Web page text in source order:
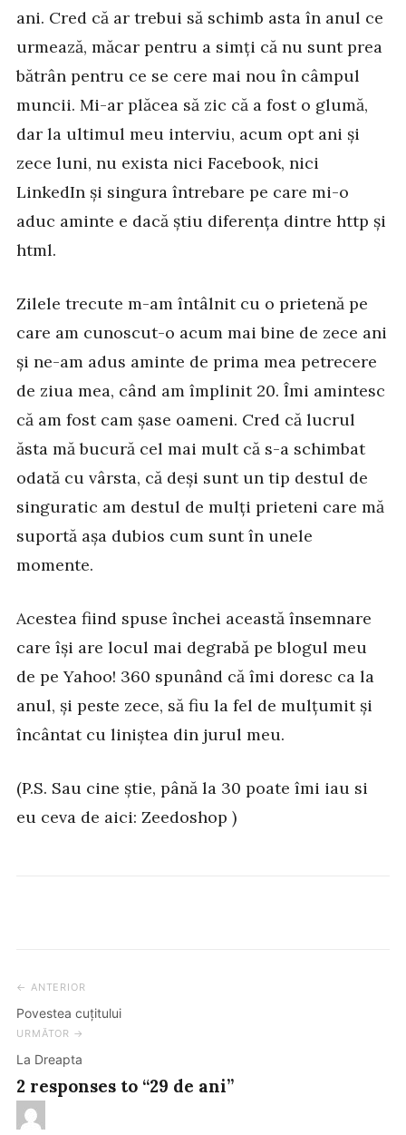
ani. Cred că ar trebui să schimb asta în anul ce
urmează, măcar pentru a simți că nu sunt prea
bătrân pentru ce se cere mai nou în câmpul
muncii. Mi-ar plăcea să zic că a fost o glumă,
dar la ultimul meu interviu, acum opt ani și
zece luni, nu exista nici Facebook, nici
LinkedIn și singura întrebare pe care mi-o
aduc aminte e dacă știu diferența dintre http și
html.
Zilele trecute m-am întâlnit cu o prietenă pe
care am cunoscut-o acum mai bine de zece ani
și ne-am adus aminte de prima mea petrecere
de ziua mea, când am împlinit 20. Îmi amintesc
că am fost cam șase oameni. Cred că lucrul
ăsta mă bucură cel mai mult că s-a schimbat
odată cu vârsta, că deși sunt un tip destul de
singuratic am destul de mulți prieteni care mă
suportă așa dubios cum sunt în unele
momente.
Acestea fiind spuse închei această însemnare
care își are locul mai degrabă pe blogul meu
de pe Yahoo! 360 spunând că îmi doresc ca la
anul, și peste zece, să fiu la fel de mulțumit și
încântat cu liniștea din jurul meu.
(P.S. Sau cine știe, până la 30 poate îmi iau si
eu ceva de aici: Zeedoshop )
Post
navigation
← ANTERIOR
Povestea cuțitului
URMĂTOR →
La Dreapta
2 responses to “29 de ani”